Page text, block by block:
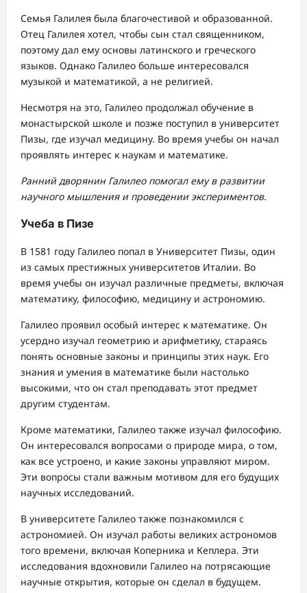
Семья Галилея была благочестивой и образованной.
Отец Галилея хотел, чтобы сын стал священником,
поэтому дал ему основы латинского и греческого
языков. Однако Галилео больше интересовался
музыкой и математикой, а не религией.
Несмотря на это, Галилео продолжал обучение в
монастырской школе и позже поступил в университет
Пизы, где изучал медицину. Во время учебы он начал
проявлять интерес к наукам и математике.
Ранний дворянин Галилео помогал ему в развитии
научного мышления и проведении экспериментов.
Учеба в Пизе
В 1581 году Галилео попал в Университет Пизы, один
из самых престижных университетов Италии. Во
время учебы он изучал различные предметы, включая
математику, философию, медицину и астрономию.
Галилео проявил особый интерес к математике. Он
усердно изучал геометрию и арифметику, стараясь
понять основные законы и принципы этих наук. Его
знания и умения в математике были настолько
высокими, что он стал преподавать этот предмет
другим студентам.
Кроме математики, Галилео также изучал философию.
Он интересовался вопросами о природе мира, о том,
как все устроено, и какие законы управляют миром.
Эти вопросы стали важным мотивом для его будущих
научных исследований.
В университете Галилео также познакомился с
астрономией. Он изучал работы великих астрономов
того времени, включая Коперника и Кеплера. Эти
исследования вдохновили Галилео на потрясающие
научные открытия, которые он сделал в будущем.